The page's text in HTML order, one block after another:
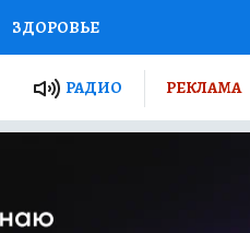
ЗДОРОВЬЕ
РОССИИ
ПУТЕВОДИТЕЛЬ
РАДИО РЕКЛАМА